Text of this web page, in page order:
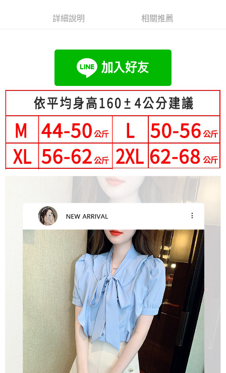
2.付款方式選擇「大哥付你分期」，訂單成立後會自動跳轉到大哥付的交易
4.訂單成立30分鐘內，如未前往確認交易或遇審核未通過，訂單將自動取
消。如遇「轉專審核」未通過狀況，表示未達大哥付你分期系統評分，恕無
1.分期款項不併入電信帳單，「大哥付你分期」於每月結算日後寄送繳費提
醒簡訊。
2.透過簡訊連結打開帳單後，可選擇「超商條碼／台灣大直營門市／銀行轉
帳／街口支付／iPASS MONEY」等通路繳費。
【注意事項】
1.本服務係由「台灣大哥大股份有限公司」（以下簡稱本公司）所提供，讓
用戶於交易時，得透過本服務購買商品或服務，並由商店將買賣／分期付款
買賣價金債權讓與本公司後，依約使用本公司帳單繳交帳款。
2.基於同意付款使用「大哥付你分期」之契約關係目的，商店將以您的個人
資料（包含姓名、電話或地址）提供予台灣大哥大進項蒐集、處理及利用，
由本公司與您本人進行分期帳單所需資料之確認、核對及更正。
3.完整用戶服務條款，請詳閱以下連結：
https://oppay.tw/userRule
１．簡單：不需註冊會員、不需綁卡、不需儲值。
２．便利：只要手機號碼，簡訊認證，即可結帳。
３．安心：先確認商品／服務後，再付款。
【「AFTEE先享後付」結帳流程】
１．於結帳方式選擇「AFTEE先享後付」後，將跳轉至「AFTEE先享後付」
結帳頁面，進行簡訊認證並確認金額後，即可完成結帳。
３．收到繳費通知簡訊後14天內，點擊此簡訊中的連結，可透過四大超商／
ATM／網路銀行／等多元方式進行付款，方視為交易完成。
※ 請注意：結帳手續完成當下不需立刻繳費，但若您需要取消訂單，請聯絡
購買商品的店家。未經商家同意取消之訂單仍視為有效，需透過AFTEE先享
後付繳納相關費用。
※ 交易是否成功請以「AFTEE先享後付 」之結帳頁面顯示為準，若有關於
是否繳費成功／繳費後需取消欲退款等相關疑問，請聯繫「AFTEE先享後付
https://netprotections.freshdesk.com/support/home
【注意事項】
１．透過由恩沛科技股份有限公司提供之「AFTEE先享後付」服務完成之交
易，需依本服務之必要範圍內提供個人資料，並將交易相關給付款項請求債
權轉讓予恩沛科技股份有限公司。
２．關於個人資料處理事宜，請瀏覽以下網址：
https://aftee.tw/terms/#terms3
３．未成年的使用者請事先徵得法定代理人或監護人之同意方可使用
「AFTEE先享後付」，若未經同意申辦者引起之損失，本公司不負相關責
４．使用「AFTEE先享後付」時，將依據個別帳號之用戶狀況，依本公司即
時審查核予不同之上限額度；若仍有額度不足之情形，本公司將視審查結果
請求用戶進行身份認證。
５．嚴禁一人註冊多個帳號或使用他人資訊註冊。若發現惡意使用之情形，
恩沛科技股份有限公司將有權停止該用戶之使用額度並採取法律行動。
「Hami Point」為中華電信所提供之點數服務，可於會員專區綁定中華電信
會員帳號後，即可在購物車使用 Hami Point 折抵消費金額 (1點等於1元)。
運送方式
全家付款取貨
每筆NT$80，滿NT$699(含以上)免運費
付款後全家取貨
每筆NT$80，滿NT$699(含以上)免運費
每筆NT$80，滿NT$699(含以上)免運費
付款後萊爾富取貨
每筆NT$80，滿NT$699(含以上)免運費
7-11付款取貨
每筆NT$80，滿NT$699(含以上)免運費
付款後7-11取貨
每筆NT$80，滿NT$699(含以上)免運費
每筆NT$70，滿NT$699(含以上)免運費
離島-郵局寄送
每筆NT$90，滿NT$699(含以上)免運費
國家/地區配送 查看運費
詳細說明 相關推薦